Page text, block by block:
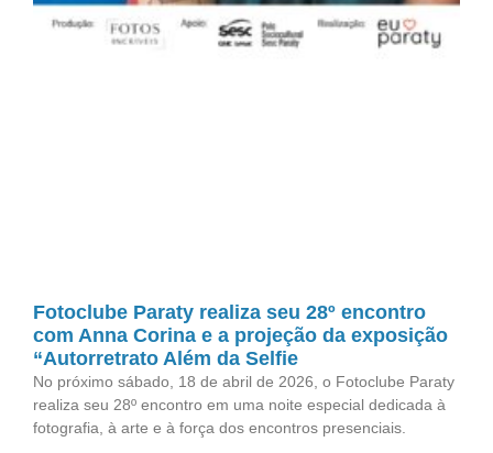
Fotoclube Paraty realiza seu 28º encontro
com Anna Corina e a projeção da exposição
“Autorretrato Além da Selfie
No próximo sábado, 18 de abril de 2026, o Fotoclube Paraty
realiza seu 28º encontro em uma noite especial dedicada à
fotografia, à arte e à força dos encontros presenciais.